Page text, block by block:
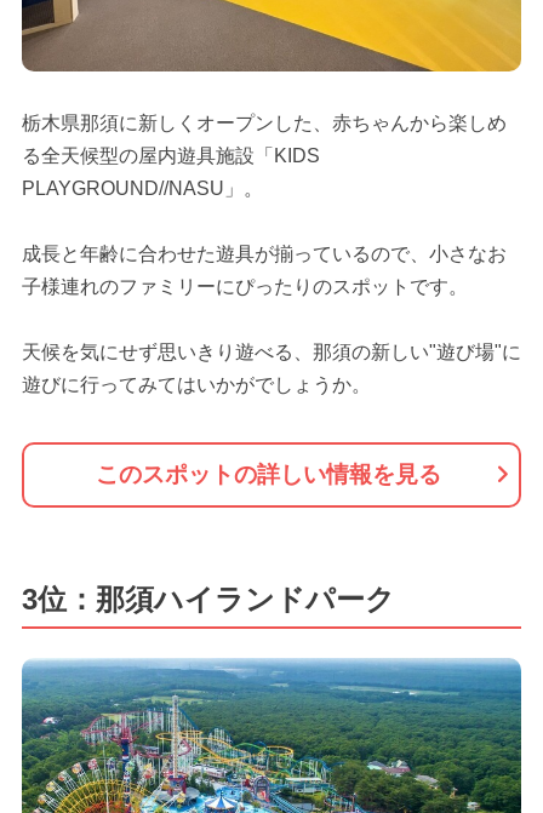
栃木県那須に新しくオープンした、赤ちゃんから楽しめ
る全天候型の屋内遊具施設「KIDS
PLAYGROUND//NASU」。
成長と年齢に合わせた遊具が揃っているので、小さなお
子様連れのファミリーにぴったりのスポットです。
天候を気にせず思いきり遊べる、那須の新しい"遊び場"に
遊びに行ってみてはいかがでしょうか。
このスポットの詳しい情報を見る
3位：那須ハイランドパーク